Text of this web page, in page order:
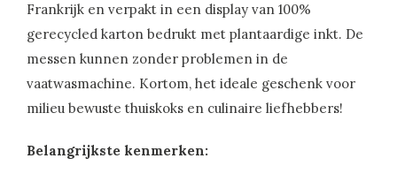
Frankrijk en verpakt in een display van 100%
gerecycled karton bedrukt met plantaardige inkt. De
messen kunnen zonder problemen in de
vaatwasmachine. Kortom, het ideale geschenk voor
milieu bewuste thuiskoks en culinaire liefhebbers!
Belangrijkste kenmerken: